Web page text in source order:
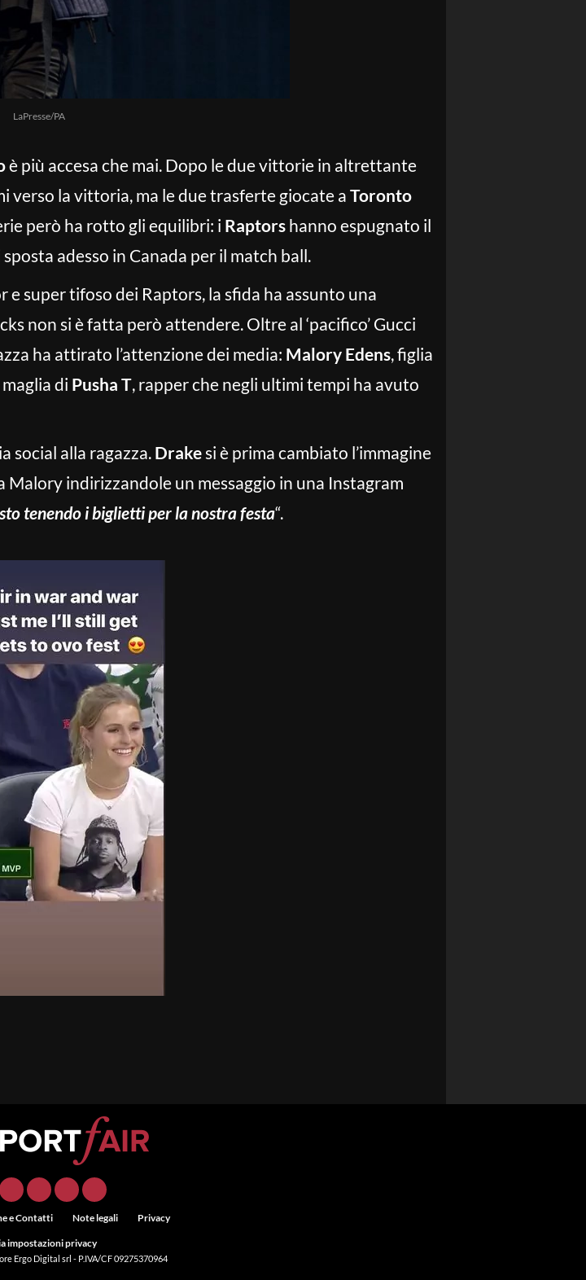
LaPresse/PA
è più accesa che mai. Dopo le due vittorie in altrettante
verso la vittoria, ma le due trasferte giocate a Toronto
però ha rotto gli equilibri: i Raptors hanno espugnato il
adesso in Canada per il match ball.
e super tifoso dei Raptors, la sfida ha assunto una
non si è fatta però attendere. Oltre al ‘pacifico’ Gucci
ha attirato l’attenzione dei media: Malory Edens, figlia
di Pusha T, rapper che negli ultimi tempi ha avuto
social alla ragazza. Drakesi è prima cambiato l’immagine
indirizzandole un messaggio in una Instagram
tenendo i biglietti per la nostra festa“.
e Contatti Note legali Privacy
impostazioni privacy
Ergo Digital srl - P.IVA/CF 09275370964